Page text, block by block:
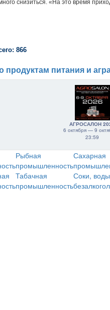
снизиться. «На это время
866
продуктам питания и
АГРОСАЛОН
6 октября — 9
23:59
Рыбная
промышленность
Сахарная
Табачная
промышленность
Соки,